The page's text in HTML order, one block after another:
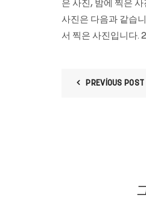
은 사진, 밤에 찍은
사진은 다음과 같습
서 찍은 사진입니다.
PREVIOUS POST